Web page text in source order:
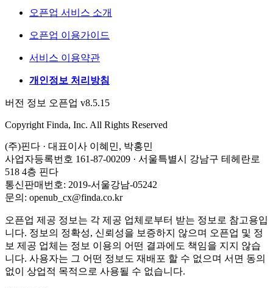
오픈업 서비스 소개
오픈업 이용가이드
서비스 이용약관
개인정보 처리방침
버전 정보 오픈업 v8.5.15
Copyright Finda, Inc. All Rights Reserved
(주)핀다 · 대표이사 이혜민, 박홍민
사업자등록번호 161-87-00209 · 서울특별시 강남구 테헤란로
518 4층 핀다
통신판매번호: 2019-서울강남-05242
문의: openub_cx@finda.co.kr
오픈업 제공 정보는 각 제공 업체로부터 받는 정보로 참고용입
니다. 정보의 정확성, 신뢰성을 보증하지 않으며 오픈업 및 정
보 제공 업체는 정보 이용의 어떤 결과에도 책임을 지지 않습
니다. 사용자는 그 어떤 정보도 재배포 할 수 없으며 서면 동의
없이 상업적 목적으로 사용될 수 없습니다.